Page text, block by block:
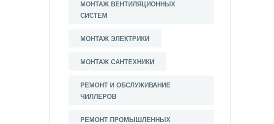
МОНТАЖ ВЕНТИЛЯЦИОННЫХ
СИСТЕМ
МОНТАЖ ЭЛЕКТРИКИ
МОНТАЖ САНТЕХНИКИ
РЕМОНТ И ОБСЛУЖИВАНИЕ
ЧИЛЛЕРОВ
РЕМОНТ ПРОМЫШЛЕННЫХ